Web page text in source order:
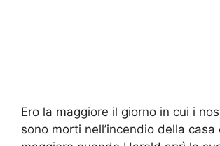
Ero la maggiore il giorno in cui i
sono morti nell’incendio della casa